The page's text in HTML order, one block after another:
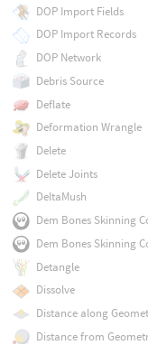
DOP Import Fields
DOP Import Records
DOP Network
Debris Source
Deflate
Deformation Wrangle
Delete
Delete Joints
DeltaMush
Dem Bones Skinning
Dem Bones Skinning
Detangle
Dissolve
Distance along
Distance from